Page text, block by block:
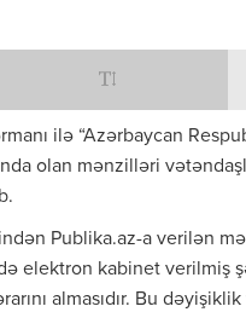
ilə “Azərbaycan
olan mənzilləri
Publika.az-a verilən
elektron kabinet verilmiş
almasıdır. Bu